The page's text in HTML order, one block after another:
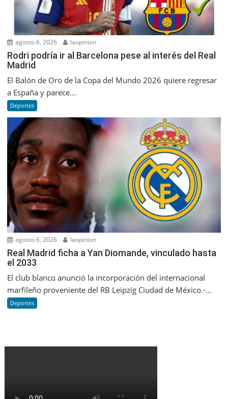
agosto 6, 2026 laopinion
Rodri podría ir al Barcelona pese al interés del Real
Madrid
El Balón de Oro de la Copa del Mundo 2026 quiere regresar
a España y parece...
Deportes
agosto 6, 2026 laopinion
Real Madrid ficha a Yan Diomande, vinculado hasta
el 2033
El club blanco anunció la incorporación del internacional
marfileño proveniente del RB Leipzig Ciudad de México.-...
Deportes